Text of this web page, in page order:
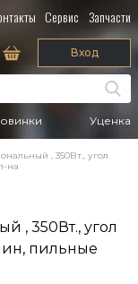
Сервис Запчасти
Уценка
Вход
, 350Вт., угол
на
, 350Вт., угол
пильные